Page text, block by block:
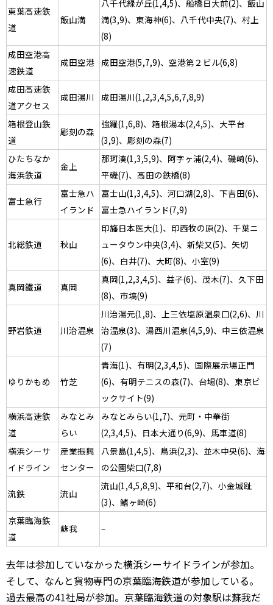
東葉高速鉄
道
飯山満
八千代緑が丘(1,4,5)、船橋日大前(2)、飯山
満(3,9)、東海神(6)、八千代中央(7)、村上
(8)
成田空港高
速鉄道
成田空港 成田空港(5,7,9)、空港第２ビル(6,8)
成田高速鉄
道アクセス
成田湯川 成田湯川(1,2,3,4,5,6,7,8,9)
箱根登山鉄
道
彫刻の森
強羅(1,6,8)、箱根湯本(2,4,5)、大平台
(3,9)、彫刻の森(7)
ひたちなか
海浜鉄道
金上
那珂湊(1,3,5,9)、阿字ヶ浦(2,4)、磯崎(6)、
平磯(7)、高田の鉄橋(8)
富士急行
富士急ハ
イランド
富士山(1,3,4,5)、河口湖(2,8)、下吉田(6)、
富士急ハイランド(7,9)
北総鉄道 秋山
印旛日本医大(1)、印西牧の原(2)、千葉ニ
ュータウン中央(3,4)、新柴又(5)、矢切
(6)、白井(7)、大町(8)、小室(9)
真岡鐵道 真岡
真岡(1,2,3,4,5)、益子(6)、茂木(7)、久下田
(8)、市塙(9)
野岩鉄道 川治温泉
川治湯元(1,8)、上三依塩原温泉口(2,6)、川
治温泉(3)、湯西川温泉(4,5,9)、中三依温泉
(7)
ゆりかもめ 竹芝
青海(1)、有明(2,3,4,5)、国際展示場正門
(6)、有明テニスの森(7)、台場(8)、東京ビ
ックサイト(9)
横浜高速鉄
道
みなとみ
らい
みなとみらい(1,7)、元町・中華街
(2,3,4,5)、日本大通り(6,9)、馬車道(8)
横浜シーサ
イドライン
産業振興
センター
八景島(1,4,5)、鳥浜(2,3)、並木中央(6)、海
の公園柴口(7,8)
流鉄 流山
流山(1,4,5,8,9)、平和台(2,7)、小金城趾
(3)、鰭ヶ崎(6)
京葉臨海鉄
道
蘇我 –
去年は参加していなかった横浜シーサイドラインが参加。
そして、なんと貨物専門の京葉臨海鉄道が参加している。
過去最高の41社局が参加。京葉臨海鉄道の対象駅は蘇我だ